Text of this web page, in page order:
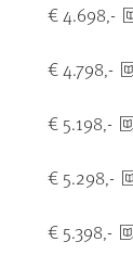
€ 4.698,-
€ 4.798,-
€ 5.198,-
€ 5.298,-
€ 5.398,-